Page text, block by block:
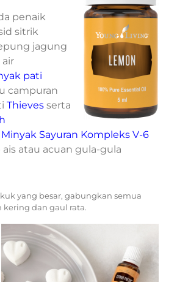
penaik
sitrik
jagung
pati
campuran
Thieves serta
Minyak Sayuran Kompleks V-6
ais atau acuan gula-gula
yang besar, gabungkan semua
kering dan gaul rata.